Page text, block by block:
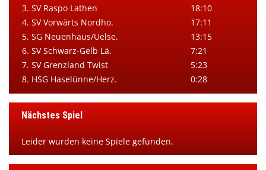
3. SV Raspo Lathen
18:10
4. SV Vorwärts Nordho.
17:11
5. SG Neuenhaus/Uelse.
13:15
6. SV Schwarz-Gelb Lä.
7:21
7. SV Grenzland Twist
5:23
8. HSG Haselünne/Herz.
0:28
Nächstes Spiel
Leider wurden keine Spiele gefunden.